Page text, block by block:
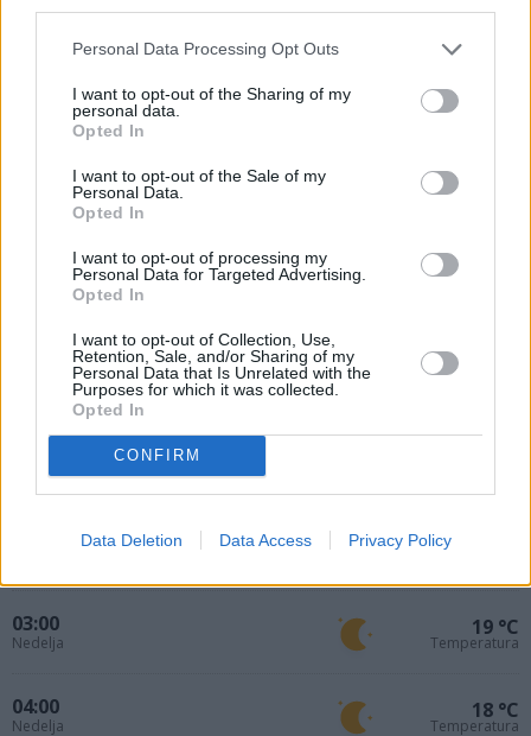
Personal Data Processing Opt Outs
I want to opt-out of the Sharing of my
personal data.
Opted In
I want to opt-out of the Sale of my
Personal Data.
Opted In
I want to opt-out of processing my
Personal Data for Targeted Advertising.
Opted In
I want to opt-out of Collection, Use,
Retention, Sale, and/or Sharing of my
Personal Data that Is Unrelated with the
Purposes for which it was collected.
Opted In
CONFIRM
Data Deletion Data Access Privacy Policy
Nedelja
03:00
Nedelja
19 °C
Temperatura
04:00
Nedelja
18 °C
Temperatura